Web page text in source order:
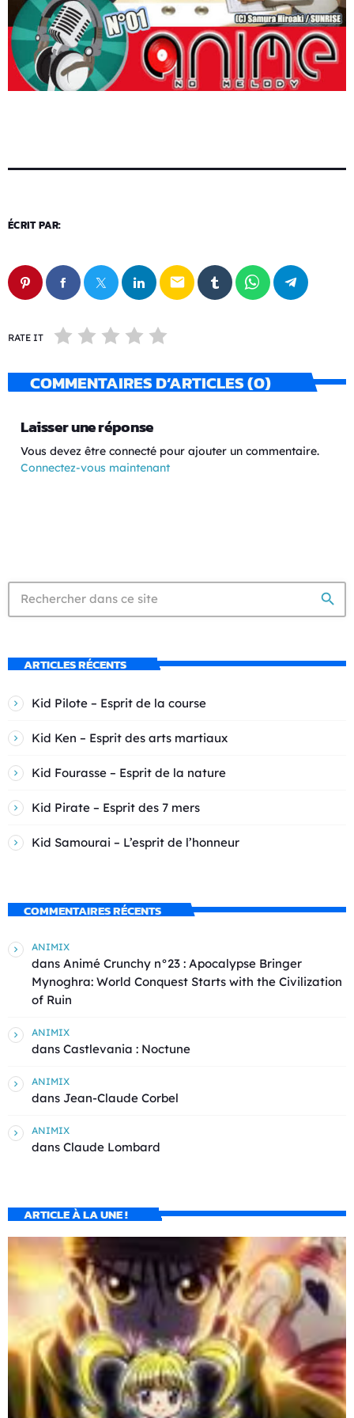
ÉCRIT PAR:
email
RATE IT
COMMENTAIRES D’ARTICLES (0)
Laisser une réponse
Vous devez être connecté pour ajouter un commentaire.
Connectez-vous maintenant
search
ARTICLES RÉCENTS
Kid Pilote – Esprit de la course
Kid Ken – Esprit des arts martiaux
Kid Fourasse – Esprit de la nature
Kid Pirate – Esprit des 7 mers
Kid Samourai – L’esprit de l’honneur
COMMENTAIRES RÉCENTS
ANIMIX
dans Animé Crunchy n°23 : Apocalypse Bringer
Mynoghra: World Conquest Starts with the Civilization
of Ruin
ANIMIX
dans Castlevania : Noctune
ANIMIX
dans Jean-Claude Corbel
ANIMIX
dans Claude Lombard
ARTICLE À LA UNE !